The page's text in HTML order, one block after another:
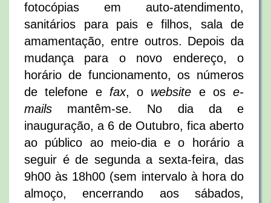
fotocópias em auto-atendimento,
sanitários para pais e filhos, sala de
amamentação, entre outros. Depois da
mudança para o novo endereço, o
horário de funcionamento, os números
de telefone e fax, o website e os e-
mails mantêm-se. No dia da e
inauguração, a 6 de Outubro, fica aberto
ao público ao meio-dia e o horário a
seguir é de segunda a sexta-feira, das
9h00 às 18h00 (sem intervalo à hora do
almoço, encerrando aos sábados,